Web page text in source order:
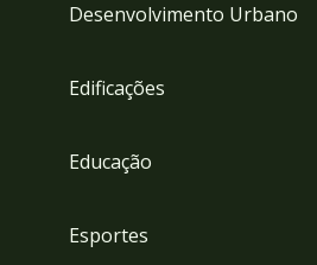
Desenvolvimento Urbano
Edificações
Educação
Esportes